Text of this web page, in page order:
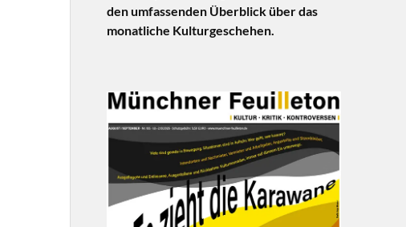
den umfassenden Überblick über das
monatliche Kulturgeschehen.